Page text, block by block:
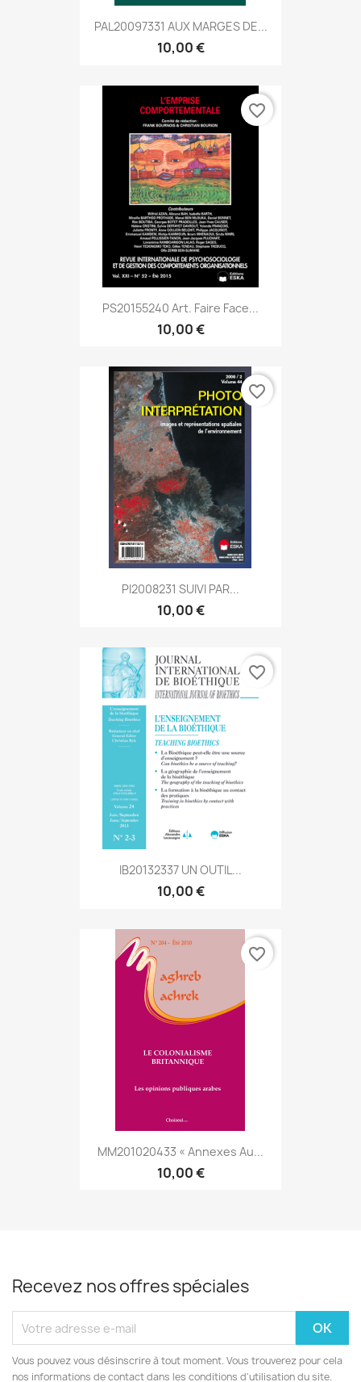
PAL20097331 AUX MARGES DE...
10,00 €
PS20155240 Art. Faire Face...
10,00 €
favorite_border
PI2008231 SUIVI PAR...
10,00 €
favorite_border
IB20132337 UN OUTIL...
10,00 €
favorite_border
MM201020433 « Annexes Au...
10,00 €
favorite_border
Recevez nos offres spéciales
Vous pouvez vous désinscrire à tout moment. Vous trouverez pour cela
nos informations de contact dans les conditions d'utilisation du site.